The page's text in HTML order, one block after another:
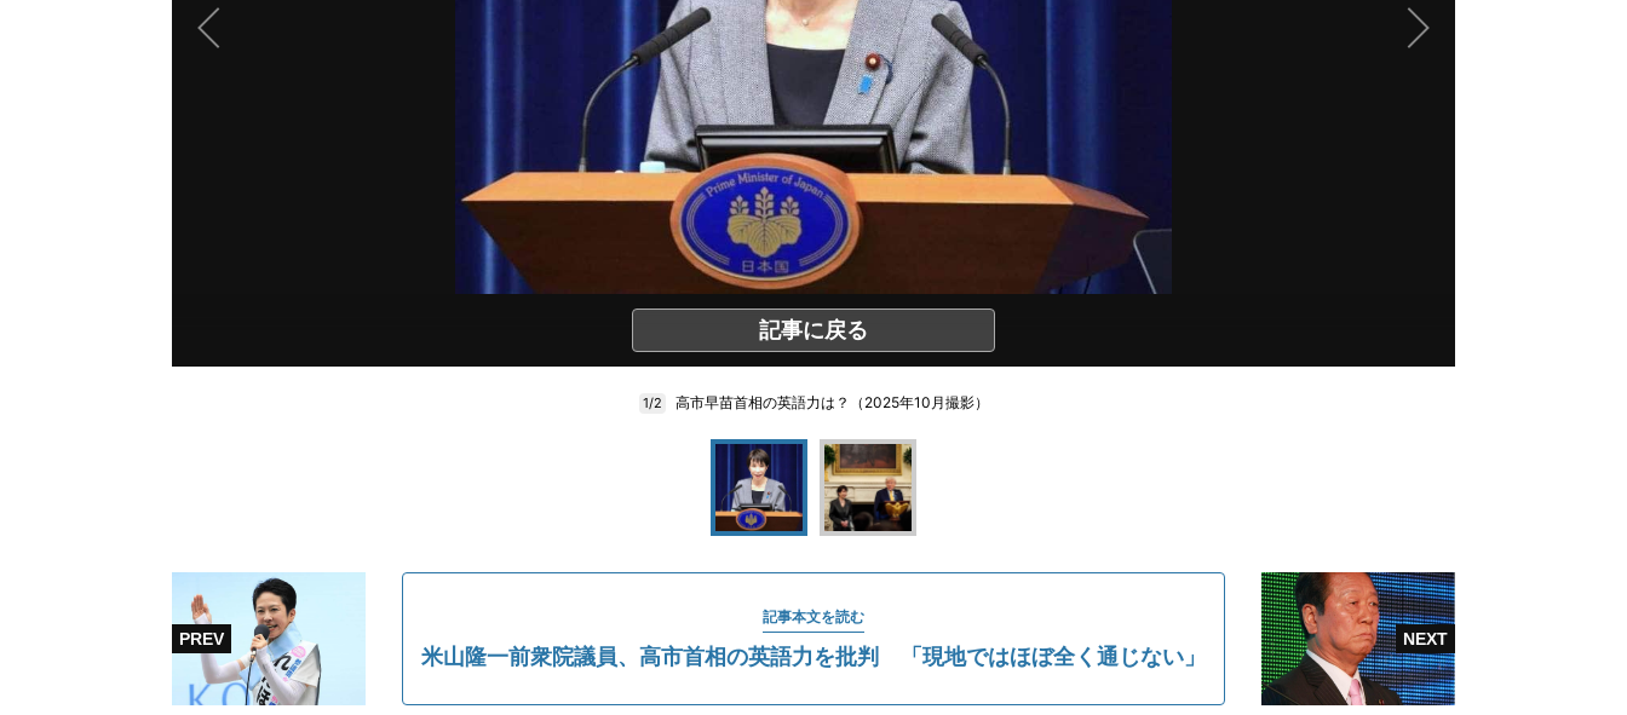
記事に戻る
1/2 高市早苗首相の英語力は？（2025年10月撮影）
記事本文を読む
米山隆一前衆院議員、高市首相の英語力を批判 「現地ではほぼ全く通じない」